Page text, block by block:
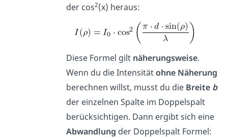
der cos2(x) heraus:
Diese Formel gilt näherungsweise.
Wenn du die Intensitätohne Näherung
berechnen willst, musst du die Breite b
der einzelnen Spalte im Doppelspalt
berücksichtigen. Dann ergibt sich eine
Abwandlung der Doppelspalt Formel: